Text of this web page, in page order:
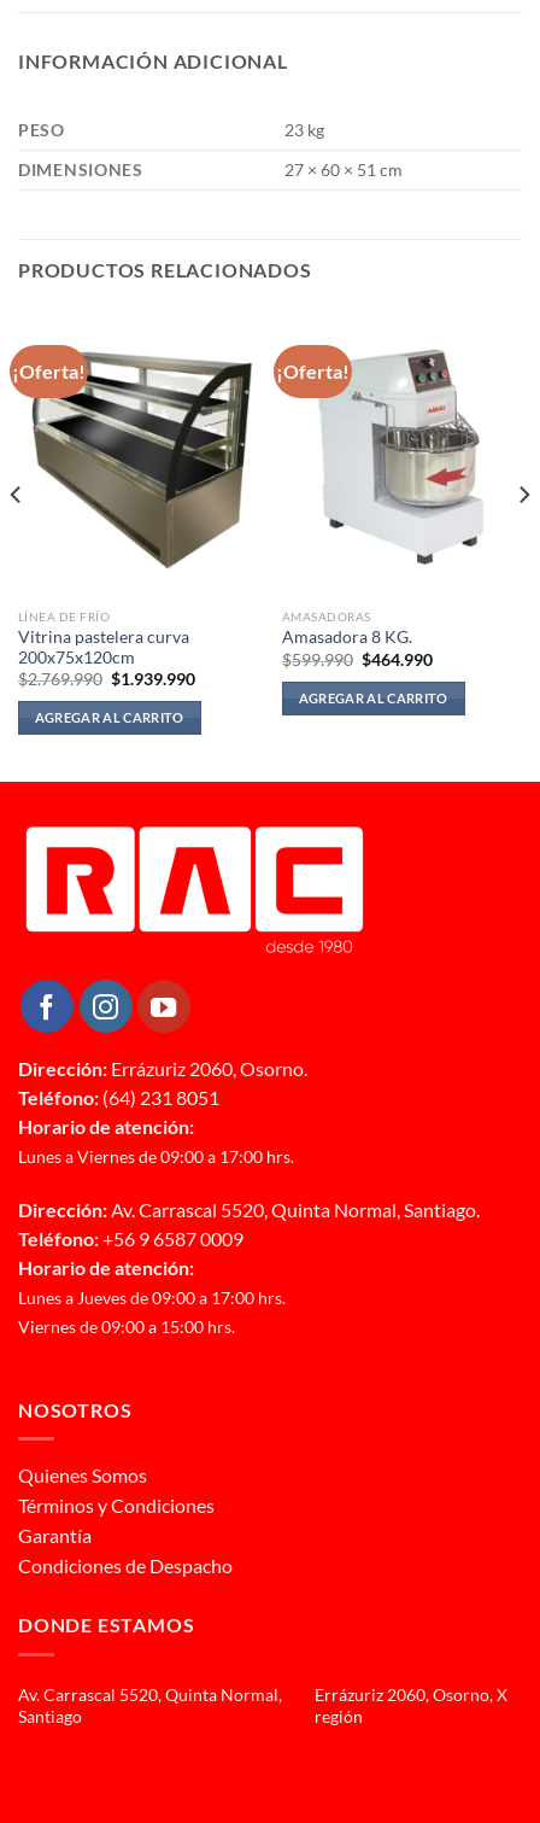
INFORMACIÓN ADICIONAL
PESO
23 kg
DIMENSIONES
27 × 60 × 51 cm
PRODUCTOS RELACIONADOS
¡Oferta!
LÍNEA DE FRÍO
Vitrina pastelera curva
200x75x120cm
$2.769.990 El
original
era:
$2.769.990.
$1.939.990El
$1.939.990.
AGREGAR AL CARRITO
¡Oferta!
AMASADORAS
Amasadora 8 KG.
$599.990 El
original
era:
$599.990.
$464.990El
actual
es:
$464.990.
AGREGAR AL CARRITO
Dirección: Errázuriz 2060, Osorno.
Teléfono: (64) 231 8051
Horario de atención:
Lunes a Viernes de 09:00 a 17:00 hrs.
Dirección:Av. Carrascal 5520, Quinta Normal, Santiago.
Teléfono:+56 9 6587 0009
Horario de atención:
Lunes a Jueves de 09:00 a 17:00 hrs.
Viernes de 09:00 a 15:00 hrs.
NOSOTROS
Quienes Somos
Términos y Condiciones
Garantía
Condiciones de Despacho
DONDE ESTAMOS
Av. Carrascal 5520, Quinta Normal,
Santiago
Errázuriz 2060, Osorno, X
región